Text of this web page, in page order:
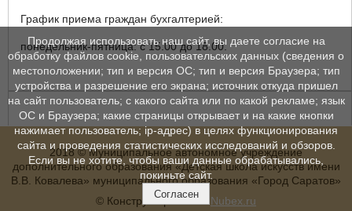
График приема граждан бухгалтерией:
понедельник-пятница: с 15.00 до 18.00.
2018 © Муниципальное автономное учреждение
дополнительного образования «Детская школа искусств имени
В.В. Ковалева» муниципального образования «Город Саратов»
© Конструктор сайтовNubex.ru
Продолжая использовать наш сайт, вы даете согласие на
обработку файлов cookie, пользовательских данных (сведения о
местоположении; тип и версия ОС; тип и версия Браузера; тип
устройства и разрешение его экрана; источник откуда пришел
на сайт пользователь; с какого сайта или по какой рекламе; язык
ОС и Браузера; какие страницы открывает и на какие кнопки
нажимает пользователь; ip-адрес) в целях функционирования
сайта и проведения статистических исследований и обзоров.
Если вы не хотите, чтобы ваши данные обрабатывались,
покиньте сайт.
Согласен